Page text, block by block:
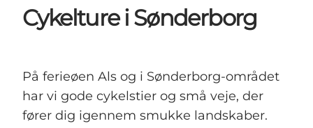
Natur
Overnatning
Planlæg din tur
Cykelture i Sønderborg
På ferieøen Als og i Sønderborg-området
har vi gode cykelstier og små veje, der
fører dig igennem smukke landskaber.